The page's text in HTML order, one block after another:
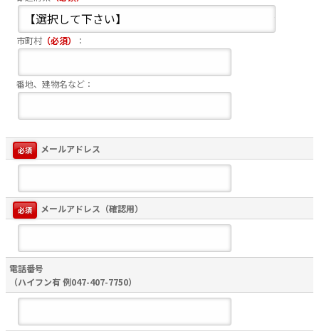
市町村（必須） ：
番地、建物名など：
メールアドレス
必須
メールアドレス（確認用）
必須
電話番号
（ハイフン有 例047-407-7750）